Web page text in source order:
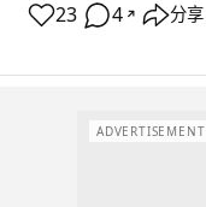
23 4 ↗ 分享
ADVERTISEMENT